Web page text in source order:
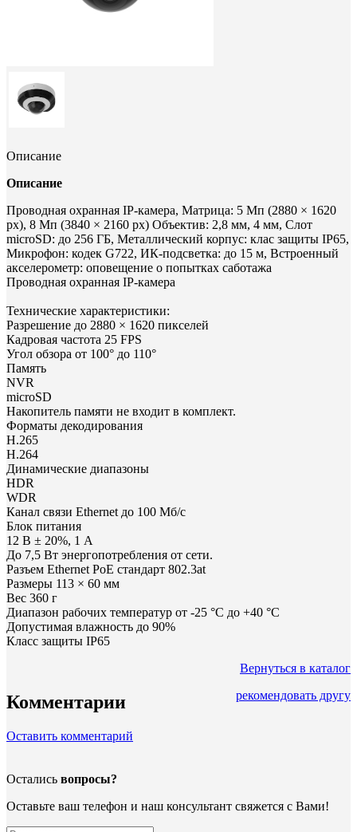
Описание
Описание
Проводная охранная IP-камера, Матрица: 5 Мп (2880 × 1620
px), 8 Мп (3840 × 2160 px) Объектив: 2,8 мм, 4 мм, Слот
microSD: до 256 ГБ, Металлический корпус: клас защиты ІР65,
Микрофон: кодек G722, ИК-подсветка: до 15 м, Встроенный
акселерометр: оповещение о попытках саботажа
Проводная охранная IP-камера
Технические характеристики:
Разрешение до 2880 × 1620 пикселей
Кадровая частота 25 FPS
Угол обзора от 100° до 110°
Память
NVR
microSD
Накопитель памяти не входит в комплект.
Форматы декодирования
H.265
H.264
Динамические диапазоны
HDR
WDR
Канал связи Ethernet до 100 Мб/с
Блок питания
12 В ± 20%, 1 А
До 7,5 Вт энергопотребления от сети.
Разъем Ethernet PoE стандарт 802.3at
Размеры 113 × 60 мм
Вес 360 г
Диапазон рабочих температур от -25 °C до +40 °C
Допустимая влажность до 90%
Класс защиты IP65
Вернуться в каталог
рекомендовать другу
Комментарии
Оставить комментарий
Остались вопросы?
Оставьте ваш телефон и наш консультант свяжется с Вами!